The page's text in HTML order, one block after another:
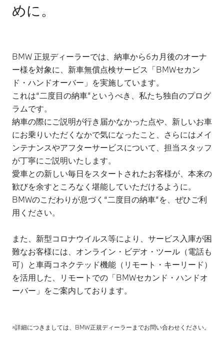
めに。
BMW 正規ディーラーでは、納車から6カ月後のオーナ
ー様を対象に、新車無償点検サービス「BMWセカン
ド・ハンドオーバー」を実施しています。
これは“二度目の納車”というべき、私たち独自のプログ
ラムです。
納車の際にご説明が行き届かなかった点や、新しいお車
にお乗りいただくなかで気になったこと、さらにはメイ
ンテナンスやアフターサービスについて、担当スタッフ
が丁寧にご説明いたします。
愛車との新しい毎日をスタートされたお客様が、本来の
歓びを余すところなく堪能していただけるように。
BMWのこだわりが息づく“二度目の納車”を、ぜひご利
用ください。
また、新型コロナウイルス等により、サービス入庫が困
難なお客様には、オンライン・ビデオ・ツール（電話も
可）と車両コネクテッド機能（リモート・キーリード）
を活用した、リモートでの「BMWセカンド・ハンドオ
ーバー」をご案内しております。
※詳細につきましては、BMW正規ディーラーまでお問い合わせください。